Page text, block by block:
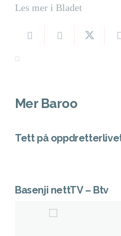
Les mer i Bladet
Mer Baroo
Tett på
Basenji nettTV – Btv